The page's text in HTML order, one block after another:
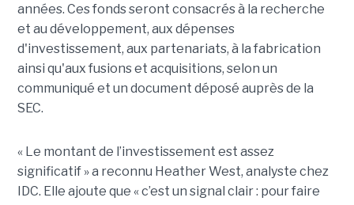
années. Ces fonds seront consacrés à la recherche
et au développement, aux dépenses
d'investissement, aux partenariats, à la fabrication
ainsi qu'aux fusions et acquisitions, selon un
communiqué et un document déposé auprès de la
SEC.
« Le montant de l’investissement est assez
significatif » a reconnu Heather West, analyste chez
IDC. Elle ajoute que « c’est un signal clair : pour faire